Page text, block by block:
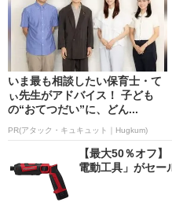
いま最も相談したい保育士・て
ぃ先生がアドバイス！ 子ども
の“おてつだい”に、どん...
PR(アタック・キュキュット｜Hugkum)
【最大50％オフ
電動工具」がセー